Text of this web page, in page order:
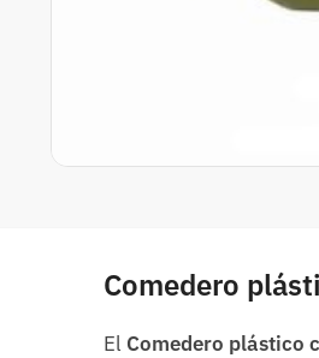
Comedero
El Comedero plástico